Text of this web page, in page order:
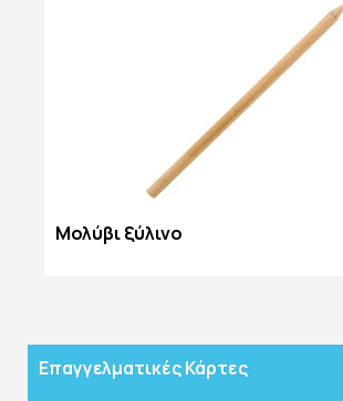
Επαγγελματικές Κάρτες
Μολύβι ξύλινο